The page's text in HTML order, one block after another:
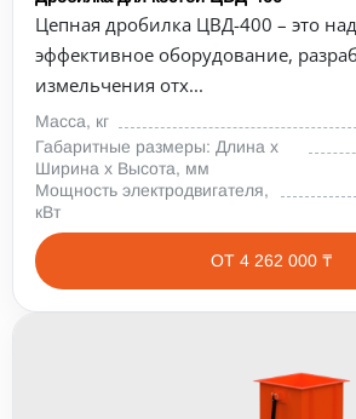
Цепная дробилка ЦВД-400 – это
эффективное оборудование,
измельчения отх...
Масса, кг
Габаритные размеры: Длина х
Ширина х Высота, мм
Мощность электродвигателя,
кВт
ОТ 4 262 000 ₸